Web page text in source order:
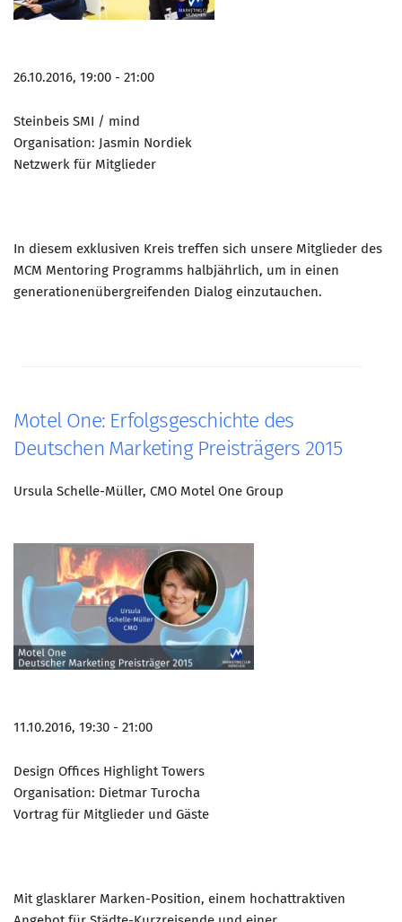
26.10.2016, 19:00 - 21:00
Steinbeis SMI / mind
Organisation: Jasmin Nordiek
Netzwerk für Mitglieder
In diesem exklusiven Kreis treffen sich unsere Mitglieder des
MCM Mentoring Programms halbjährlich, um in einen
generationenübergreifenden Dialog einzutauchen.
Motel One: Erfolgsgeschichte des
Deutschen Marketing Preisträgers 2015
Ursula Schelle-Müller, CMO Motel One Group
11.10.2016, 19:30 - 21:00
Design Offices Highlight Towers
Organisation: Dietmar Turocha
Vortrag für Mitglieder und Gäste
Mit glasklarer Marken-Position, einem hochattraktiven